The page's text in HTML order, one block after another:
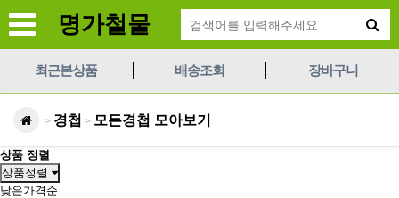
명가철물
최근본상품 배송조회 장바구니
> 경첩 > 모든경첩 모아보기
상품 정렬
상품정렬
낮은가격순